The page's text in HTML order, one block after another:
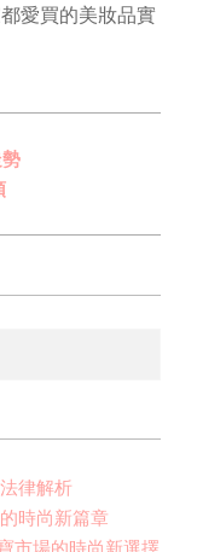
愛買的美妝品實
律解析
時尚新篇章
市場的時尚新選擇